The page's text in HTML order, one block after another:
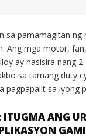
sa pamamagitan ng
Ang mga motor,
ay nasisira nang
sa tamang duty
pagpapalit sa iyong
ITUGMA ANG